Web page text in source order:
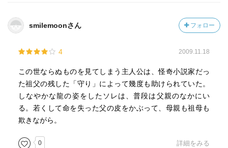
smilemoonさん フォロー
4 2009.11.18
この世ならぬものを見てしまう主人公は、怪奇小説家だっ
た祖父の残した「守り」によって幾度も助けられていた。
しなやかな龍の姿をしたソレは、普段は父親のなかにい
る。若くして命を失った父の皮をかぶって、母親も祖母も
欺きながら。
0 詳細をみる